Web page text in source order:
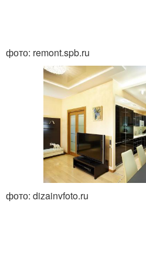
фото: remont.spb.ru
фото: dizainvfoto.ru